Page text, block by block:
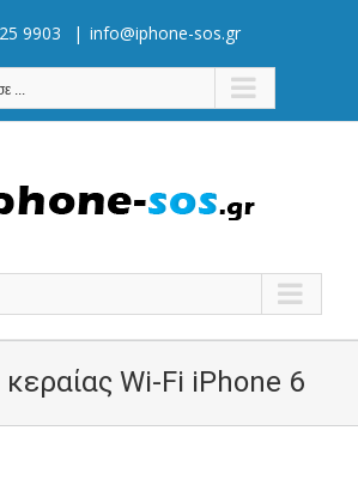
9903 | info@iphone-sos.gr
...
Wi-Fi iPhone 6